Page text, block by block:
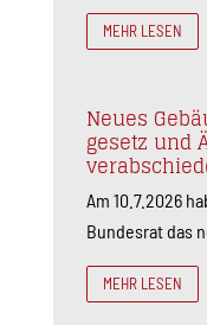
MEHR LESEN
Neues
gesetz und
Am 10.7.2026
Bundesrat das
MEHR LESEN